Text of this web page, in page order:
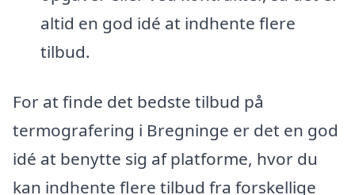
altid en god idé at indhente flere
tilbud.
For at finde det bedste tilbud på
termografering i Bregninge er det en god
idé at benytte sig af platforme, hvor du
kan indhente flere tilbud fra forskellige